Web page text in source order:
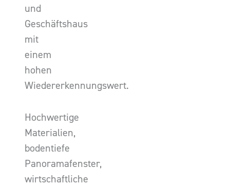
und
Geschäftshaus
mit
einem
hohen
Wiedererkennungswert.
Hochwertige
Materialien,
bodentiefe
Panoramafenster,
wirtschaftliche